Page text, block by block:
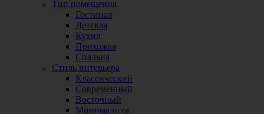
Тип помещения
Гостиная
Детская
Кухня
Прихожая
Спальня
Стиль интерьера
Классический
Современный
Восточный
Минимализм